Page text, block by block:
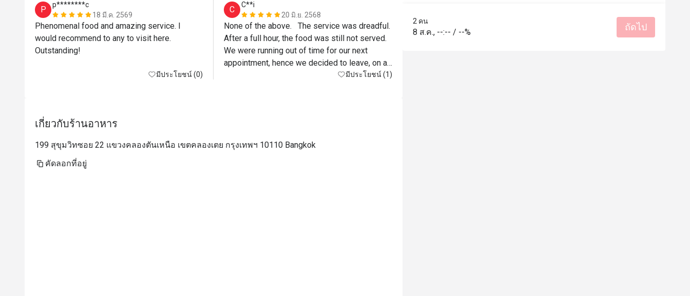
P
p********c
18 มี.ค. 2569
Phenomenal food and amazing service. I
would recommend to any to visit here.
Outstanding!
มีประโยชน์ (0)
C
C**i
20 มิ.ย. 2568
None of the above.   The service was dreadful.
After a full hour, the food was still not served.
We were running out of time for our next
appointment, hence we decided to leave, on an
empty stomach.  Truly recommend Eatigo stop
มีประโยชน์ (1)
รสชาติอร่อย
เกี่ยวกับร้านอาหาร
199 สุขุมวิทซอย 22 แขวงคลองตันเหนือ เขตคลองเตย กรุงเทพฯ 10110 Bangkok
คัดลอกที่อยู่
2 คน
8 ส.ค., --:-- / --% ถัดไป